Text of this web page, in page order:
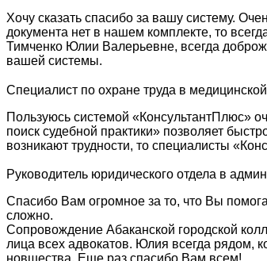
Хочу сказать спасибо за вашу систему.
документа нет в нашем комплекте, то
Тимченко Юлии Валерьевне, всегда
вашей системы.
Специалист по охране труда в
Пользуюсь системой «КонсультантПлюс»
поиск судебной практики» позволяет
возникают трудности, то специалисты
Руководитель юридического отдела в
Спасибо Вам огромное за то, что Вы
сложно.
Сопровождение Абаканской городской
лица всех адвокатов. Юлия всегда рядом,